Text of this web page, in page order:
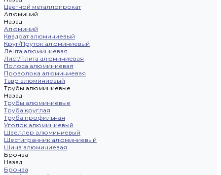
Цветной металлопрокат
Алюминий
Назад
Алюминий
Квадрат алюминиевый
Круг/Пруток алюминиевый
Лента алюминиевая
Лист/Плита алюминиевая
Полоса алюминиевая
Проволока алюминиевая
Тавр алюминиевый
Трубы алюминиевые
Назад
Трубы алюминиевые
Труба круглая
Труба профильная
Уголок алюминиевый
Швеллер алюминиевый
Шестигранник алюминиевый
Шина алюминиевая
Бронза
Назад
Бронза